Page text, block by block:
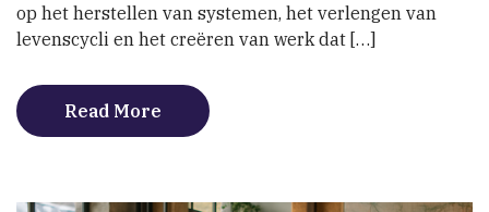
op het herstellen van systemen, het verlengen van
levenscycli en het creëren van werk dat […]
Read More